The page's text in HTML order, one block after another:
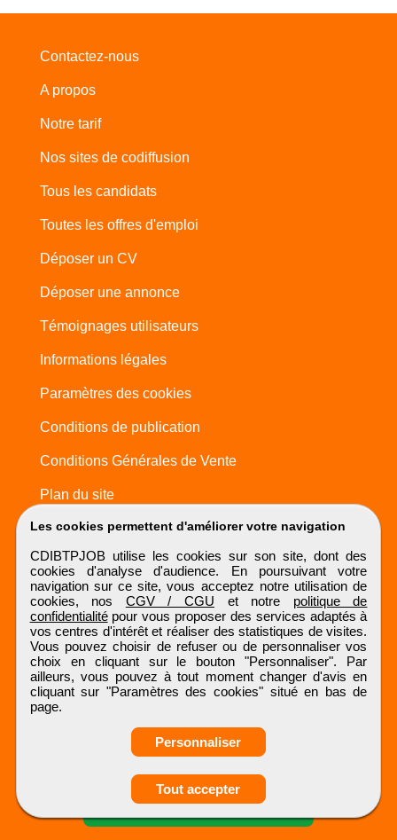
Obtenir ses
coordonnées
Les cookies permettent d'améliorer votre navigation
CDIBTPJOB utilise les cookies sur son site, dont des
cookies d'analyse d'audience. En poursuivant votre
navigation sur ce site, vous acceptez notre utilisation de
cookies, nos CGV / CGU et notre politique de
confidentialitépour vous proposer des services adaptés à
vos centres d'intérêt et réaliser des statistiques de visites.
Vous pouvez choisir de refuser ou de personnaliser vos
choix en cliquant sur le bouton "Personnaliser". Par
ailleurs, vous pouvez à tout moment changer d'avis en
cliquant sur "Paramètres des cookies" situé en bas de
page.
Personnaliser
Tout accepter
Contactez-nous
A propos
Notre tarif
Nos sites de codiffusion
Tous les candidats
Toutes les offres d'emploi
Déposer un CV
Déposer une annonce
Témoignages utilisateurs
Informations légales
Paramètres des cookies
Conditions de publication
Conditions Générales de Vente
Plan du site
CDIBTPJOB
Tous droits réservés © 1999 - 2026